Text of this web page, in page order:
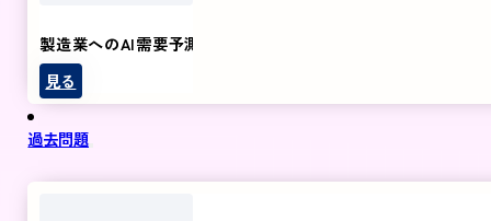
製造業へのAI需要予測の導入
見る
過去問題